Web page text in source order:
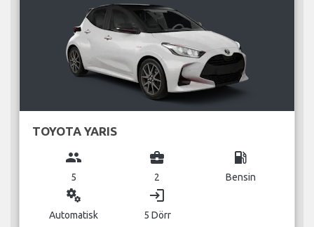
TOYOTA YARIS
group
5
business_center
2
local_gas_station
Bensin
miscellaneous_services
Automatisk
login
5 Dörr